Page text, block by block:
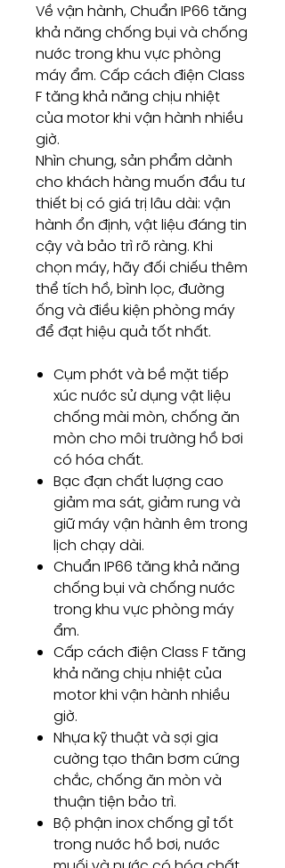
Về vận hành, Chuẩn IP66 tăng
khả năng chống bụi và chống
nước trong khu vực phòng
máy ẩm. Cấp cách điện Class
F tăng khả năng chịu nhiệt
của motor khi vận hành nhiều
giờ.
Nhìn chung, sản phẩm dành
cho khách hàng muốn đầu tư
thiết bị có giá trị lâu dài: vận
hành ổn định, vật liệu đáng tin
cậy và bảo trì rõ ràng. Khi
chọn máy, hãy đối chiếu thêm
thể tích hồ, bình lọc, đường
ống và điều kiện phòng máy
để đạt hiệu quả tốt nhất.
Cụm phớt và bề mặt tiếp
xúc nước sử dụng vật liệu
chống mài mòn, chống ăn
mòn cho môi trường hồ bơi
có hóa chất.
Bạc đạn chất lượng cao
giảm ma sát, giảm rung và
giữ máy vận hành êm trong
lịch chạy dài.
Chuẩn IP66 tăng khả năng
chống bụi và chống nước
trong khu vực phòng máy
ẩm.
Cấp cách điện Class F tăng
khả năng chịu nhiệt của
motor khi vận hành nhiều
giờ.
Nhựa kỹ thuật và sợi gia
cường tạo thân bơm cứng
chắc, chống ăn mòn và
thuận tiện bảo trì.
Bộ phận inox chống gỉ tốt
trong nước hồ bơi, nước